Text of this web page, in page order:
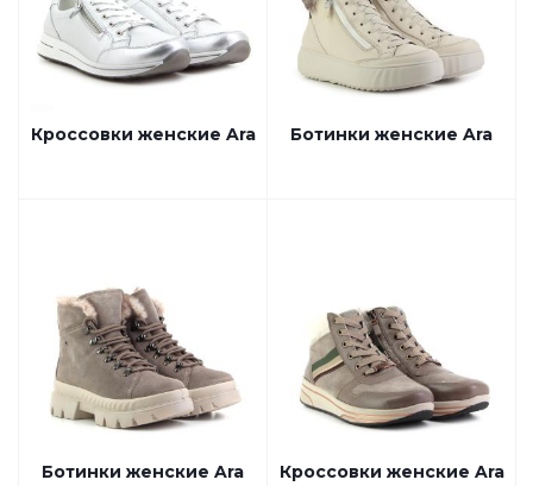
Кроссовки женские Ara Ботинки женские Ara
Ботинки женские Ara Кроссовки женские Ara